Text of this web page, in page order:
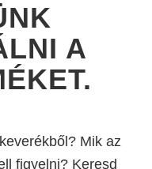
A
Mik az
figyelni? Keresd